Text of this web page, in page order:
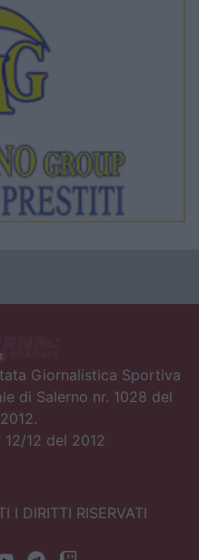
Giornalistica Sportiva
di Salerno nr. 1028 del
12 del 2012
DIRITTI RISERVATI